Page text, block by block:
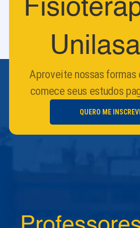
Aproveite nossas formas
comece seus estudos
QUERO ME